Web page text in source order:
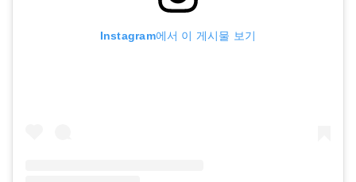
Instagram에서 이 게시물 보기